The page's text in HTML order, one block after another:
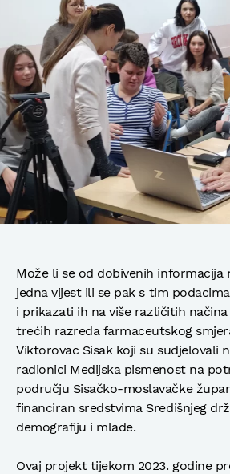
Može li se od dobivenih informacija
jedna vijest ili se pak s tim
i prikazati ih na više različitih
trećih razreda farmaceutskog
Viktorovac Sisak koji su sudjelovali
radionici Medijska pismenost na
području Sisačko-moslavačke
financiran sredstvima Središnjeg
demografiju i mlade.
Ovaj projekt tijekom 2023. godine